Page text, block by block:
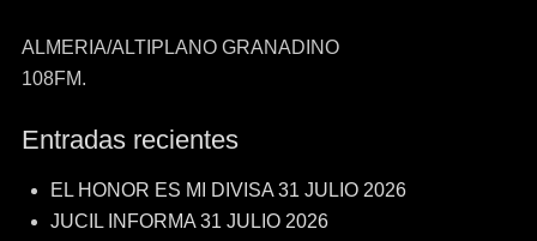
ALMERIA/ALTIPLANO GRANADINO
108FM.
Entradas recientes
EL HONOR ES MI DIVISA 31 JULIO 2026
JUCIL INFORMA 31 JULIO 2026